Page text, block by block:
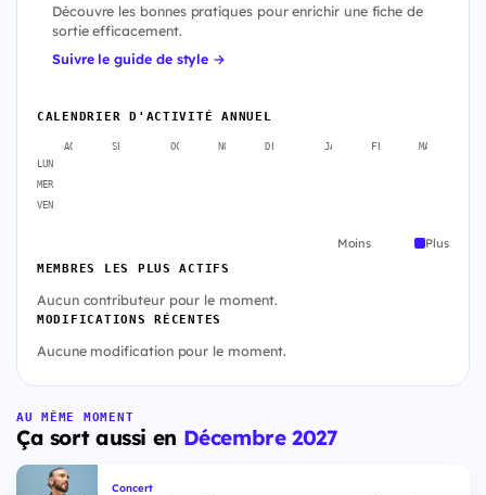
Découvre les bonnes pratiques pour enrichir une fiche de
sortie efficacement.
Suivre le guide de style →
CALENDRIER D'ACTIVITÉ ANNUEL
AOÛT SEPT. OCT. NOV. DÉC. JANV. FÉVR. MARS
LUN
MER
VEN
Moins Plus
MEMBRES LES PLUS ACTIFS
Aucun contributeur pour le moment.
MODIFICATIONS RÉCENTES
Aucune modification pour le moment.
AU MÊME MOMENT
Ça sort aussi en Décembre 2027
Concert